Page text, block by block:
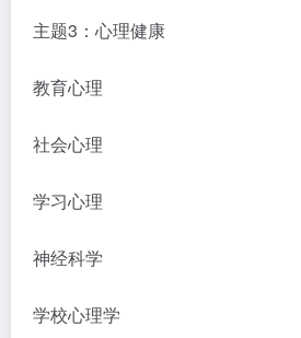
主题3：心理健康
教育心理
社会心理
学习心理
神经科学
学校心理学